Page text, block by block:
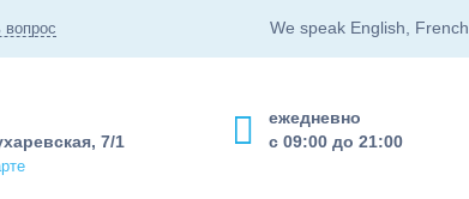
вопрос We speak English, French
ежедневно
с 09:00 до 21:00
7/1